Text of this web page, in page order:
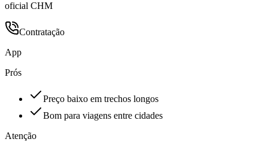
oficial CHM
Contratação
App
Prós
Preço baixo em trechos longos
Bom para viagens entre cidades
Atenção